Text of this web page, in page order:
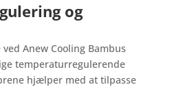
og
Anew Cooling Bambus
temperaturregulerende
hjælper med at tilpasse